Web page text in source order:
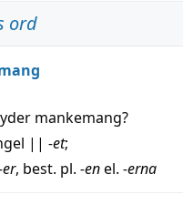
ord
mankemang?
|| -et;
, best. pl. -enel. -erna